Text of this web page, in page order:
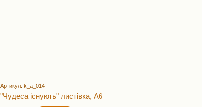
Артикул: k_a_014
"Чудеса існують" листівка, А6